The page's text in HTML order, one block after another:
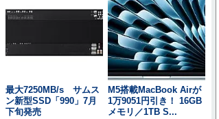
最大7250MB/s サムス
ン新型SSD「990」7月
下旬発売
M5搭載MacBook Airが
1万9051円引き！ 16GB
メモリ／1TB S...